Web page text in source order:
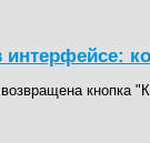
кнопка